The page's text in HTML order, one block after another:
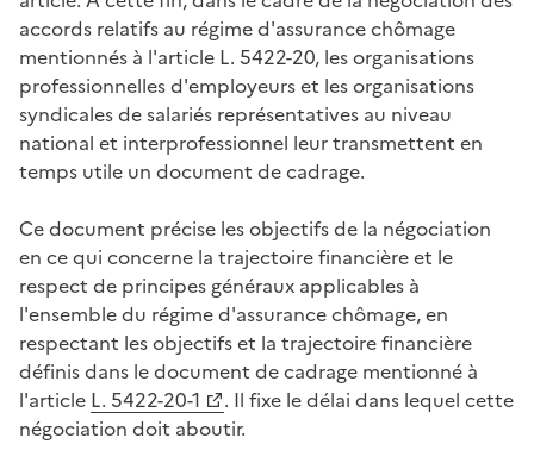
accords relatifs au régime d'assurance chômage
mentionnés à l'article L. 5422-20, les organisations
professionnelles d'employeurs et les organisations
syndicales de salariés représentatives au niveau
national et interprofessionnel leur transmettent en
temps utile un document de cadrage.
Ce document précise les objectifs de la négociation
en ce qui concerne la trajectoire financière et le
respect de principes généraux applicables à
l'ensemble du régime d'assurance chômage, en
respectant les objectifs et la trajectoire financière
définis dans le document de cadrage mentionné à
l'article L. 5422-20-1
. Il fixe le délai dans lequel cette
négociation doit aboutir.